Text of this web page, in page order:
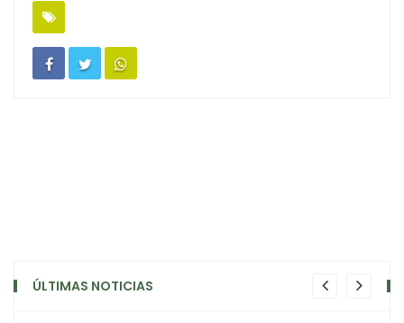
ÚLTIMAS NOTICIAS